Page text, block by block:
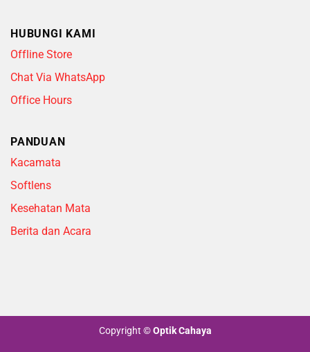
HUBUNGI KAMI
Offline Store
Chat Via WhatsApp
Office Hours
PANDUAN
Kacamata
Softlens
Kesehatan Mata
Berita dan Acara
Copyright ©Optik Cahaya